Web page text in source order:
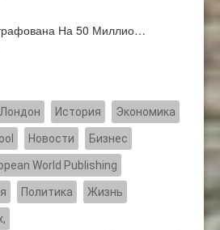
На 50 Миллио…
Лондон История Экономика
Новости Бизнес
World Publishing
Политика Жизнь